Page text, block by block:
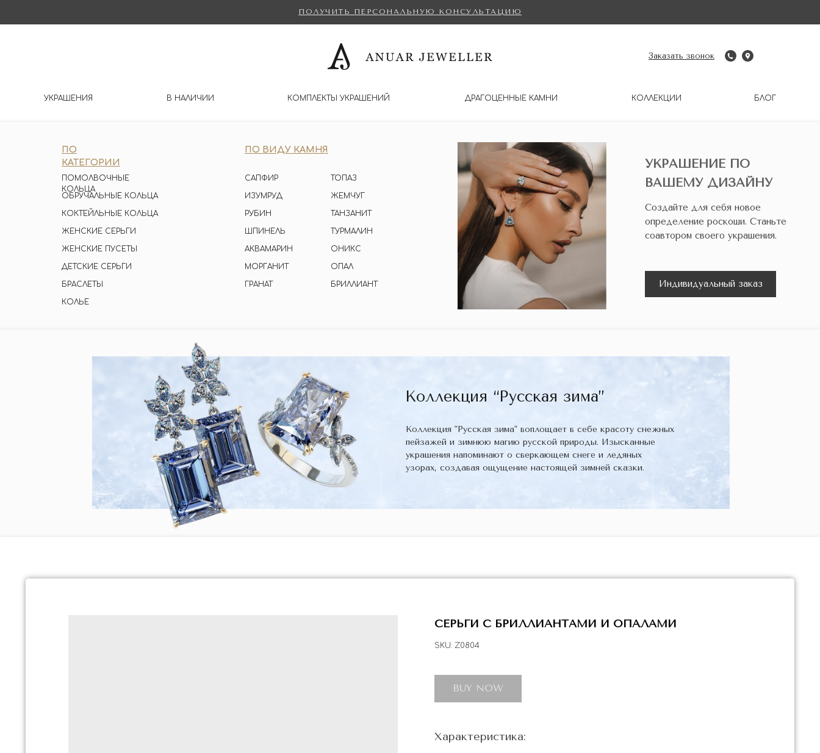
ДРАГОЦЕННЫЕ КАМНИ
УКРАШЕНИЯ КОМПЛЕКТЫ УКРАШЕНИЙ БЛОГ
КОЛЛЕКЦИИ
В НАЛИЧИИ
ПОЛУЧИТЬ ПЕРСОНАЛЬНУЮ КОНСУЛЬТАЦИЮ
Заказать звонок
ПО
КАТЕГОРИИ
ПОМОЛВОЧНЫЕ
КОЛЬЦА
ОБРУЧАЛЬНЫЕ КОЛЬЦА
ЖЕНСКИЕ СЕРЬГИ
КОКТЕЙЛЬНЫЕ КОЛЬЦА
ЖЕНСКИЕ ПУСЕТЫ
ДЕТСКИЕ СЕРЬГИ
БРАСЛЕТЫ
КОЛЬЕ
ПО ВИДУ КАМНЯ
САПФИР
ИЗУМРУД
ШПИНЕЛЬ
РУБИН
АКВАМАРИН
МОРГАНИТ
ГРАНАТ БРИЛЛИАНТ
ТОПАЗ
ЖЕМЧУГ
ТУРМАЛИН
ТАНЗАНИТ
ОНИКС
ОПАЛ
УКРАШЕНИЕ ПО
ВАШЕМУ ДИЗАЙНУ
Создайте для себя новое
определение роскоши. Станьте
соавтором своего украшения.
Индивидуальный заказ
Коллекция “Русская зима”
Коллекция "Русская зима" воплощает в себе красоту снежных
пейзажей и зимнюю магию русской природы. Изысканные
украшения напоминают о сверкающем снеге и ледяных
узорах, создавая ощущение настоящей зимней сказки.
СЕРЬГИ С БРИЛЛИАНТАМИ И ОПАЛАМИ
SKU: Z0804
BUY NOW
Характеристика: